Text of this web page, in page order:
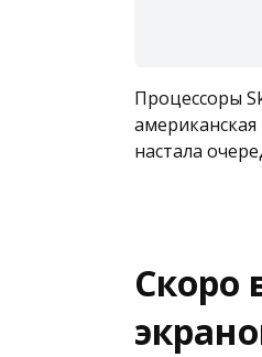
Процессоры
настала
Скоро